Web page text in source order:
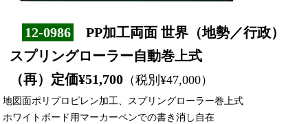
12-0986
PP加工両面 世界（地勢／行政）
スプリングローラー自動巻上式
（再）定価¥51,700（税別¥47,000）
地図面ポリプロピレン加工、スプリングローラー巻上式
ホワイトボード用マーカーペンでの書き消し自在